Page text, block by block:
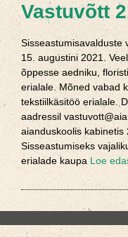
Vastuvõtt
Sisseastumisavalduste
15. augustini 2021.
õppesse aedniku,
erialale. Mõned vabad
tekstiilkäsitöö erialale.
aadressil
aianduskoolis
Sisseastumiseks
erialade kaupa Loe